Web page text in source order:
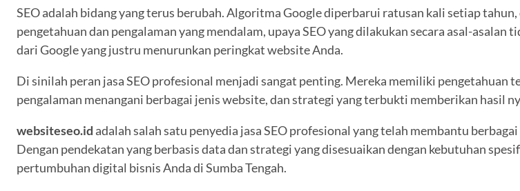
SEO adalah bidang yang terus berubah. Algoritma Google diperbarui ratusan kali setiap
pengetahuan dan pengalaman yang mendalam, upaya SEO yang dilakukan secara asal-
dari Google yang justru menurunkan peringkat website Anda.
Di sinilah peran jasa SEO profesional menjadi sangat penting. Mereka memiliki
pengalaman menangani berbagai jenis website, dan strategi yang terbukti memberikan hasil
websiteseo.id adalah salah satu penyedia jasa SEO profesional yang telah membantu
Dengan pendekatan yang berbasis data dan strategi yang disesuaikan dengan kebutuhan
pertumbuhan digital bisnis Anda di Sumba Tengah.